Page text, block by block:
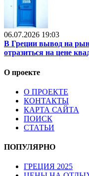
06.07.2026 19:03
В Греции вывод на
отразиться на цене
О проекте
О ПРОЕКТЕ
КОНТАКТЫ
КАРТА САЙТА
ПОИСК
СТАТЬИ
ПОПУЛЯРНО
ГРЕЦИЯ 2025